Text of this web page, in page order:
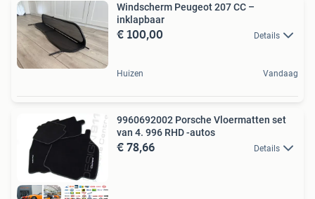
Windscherm Peugeot 207 CC –
inklapbaar
€ 100,00 Details
Huizen Vandaag
9960692002 Porsche Vloermatten set
van 4. 996 RHD -autos
€ 78,66 Details